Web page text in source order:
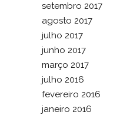
setembro 2017
agosto 2017
julho 2017
junho 2017
março 2017
julho 2016
fevereiro 2016
janeiro 2016